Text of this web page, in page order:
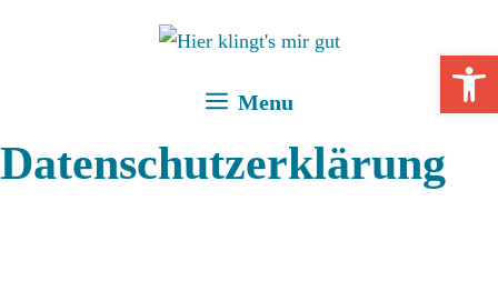
Menu
Datenschutzerklärung